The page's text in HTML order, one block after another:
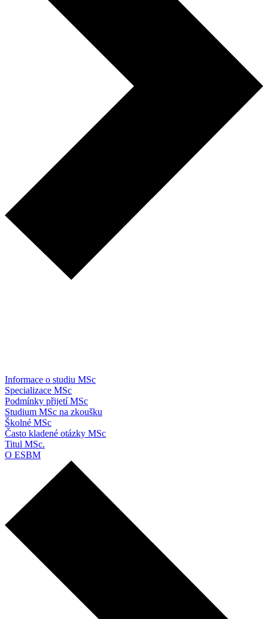
Informace o studiu MSc
Specializace MSc
Podmínky přijetí MSc
Studium MSc na zkoušku
Školné MSc
Často kladené otázky MSc
Titul MSc.
O ESBM